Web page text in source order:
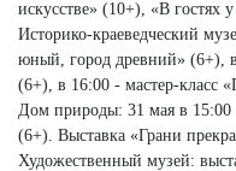
искусстве» (10+), «В гостях
Историко-краеведческий
юный, город древний» (6+),
(6+), в 16:00 - мастер-класс
Дом природы: 31 мая в 15:00
(6+). Выставка «Грани
Художественный музей: